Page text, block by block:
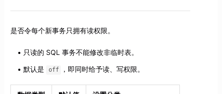
是否令每个新事务只拥有读权限。
只读的 SQL 事务不能修改非临时表。
默认是 off ，即同时给予读、写权限。